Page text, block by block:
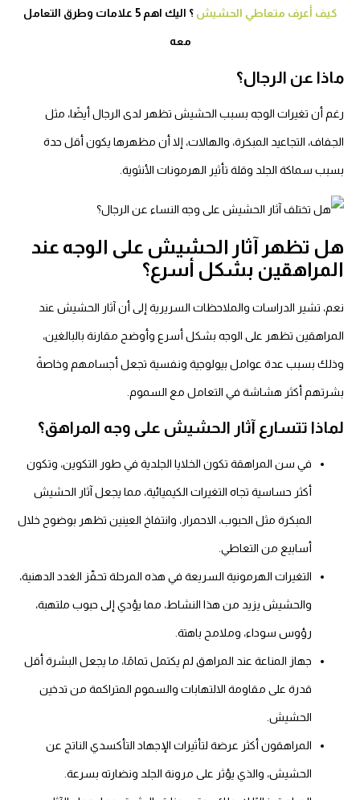
كيف أعرف متعاطي الحشيش ؟ اليك اهم 5 علامات وطرق التعامل
معه
عن الرجال؟
أن تغيرات الوجه بسبب الحشيش تظهر لدى الرجال أيضًا، مثل
التجاعيد المبكرة، والهالات، إلا أن مظهرها يكون أقل حدة
سماكة الجلد وقلة تأثير الهرمونات الأنثوية.
تظهر آثار الحشيش على الوجه عند
بشكل أسرع؟
تشير الدراسات والملاحظات السريرية إلى أن آثار الحشيش عند
تظهر على الوجه بشكل أسرع وأوضح مقارنة بالبالغين،
بسبب عدة عوامل بيولوجية ونفسية تجعل أجسامهم وخاصةً
أكثر هشاشة في التعامل مع السموم.
تتسارع آثار الحشيش على وجه المراهق؟
في سن المراهقة تكون الخلايا الجلدية في طور التكوين، وتكون
أكثر حساسية تجاه التغيرات الكيميائية، مما يجعل آثار الحشيش
المبكرة مثل الحبوب، الاحمرار، وانتفاخ العينين تظهر بوضوح خلال
أسابيع من التعاطي.
التغيرات الهرمونية السريعة في هذه المرحلة تحفّز الغدد الدهنية،
والحشيش يزيد من هذا النشاط، مما يؤدي إلى حبوب ملتهبة،
رؤوس سوداء، وملامح باهتة.
جهاز المناعة عند المراهق لم يكتمل تمامًا، ما يجعل البشرة أقل
قدرة على مقاومة الالتهابات والسموم المتراكمة من تدخين
الحشيش.
المراهقون أكثر عرضة لتأثيرات الإجهاد التأكسدي الناتج عن
الحشيش، والذي يؤثر على مرونة الجلد ونضارته بسرعة.